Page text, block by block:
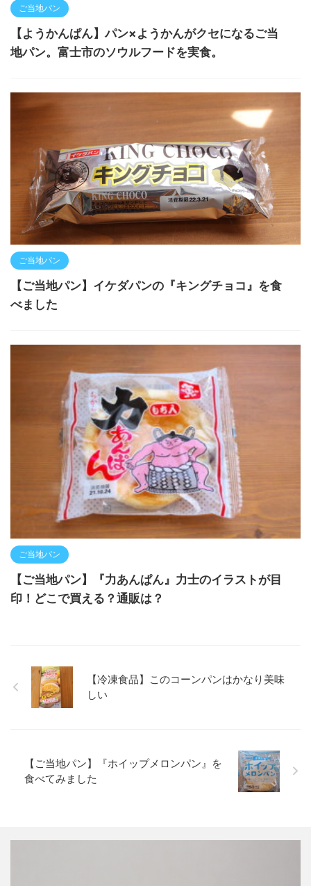
ご当地パン
【ようかんぱん】パン×ようかんがクセになるご当
地パン。富士市のソウルフードを実食。
ご当地パン
【ご当地パン】イケダパンの『キングチョコ』を食
べました
ご当地パン
【ご当地パン】『力あんぱん』力士のイラストが目
印！どこで買える？通販は？
【冷凍食品】このコーンパンはかなり美味
しい
【ご当地パン】『ホイップメロンパン』を
食べてみました